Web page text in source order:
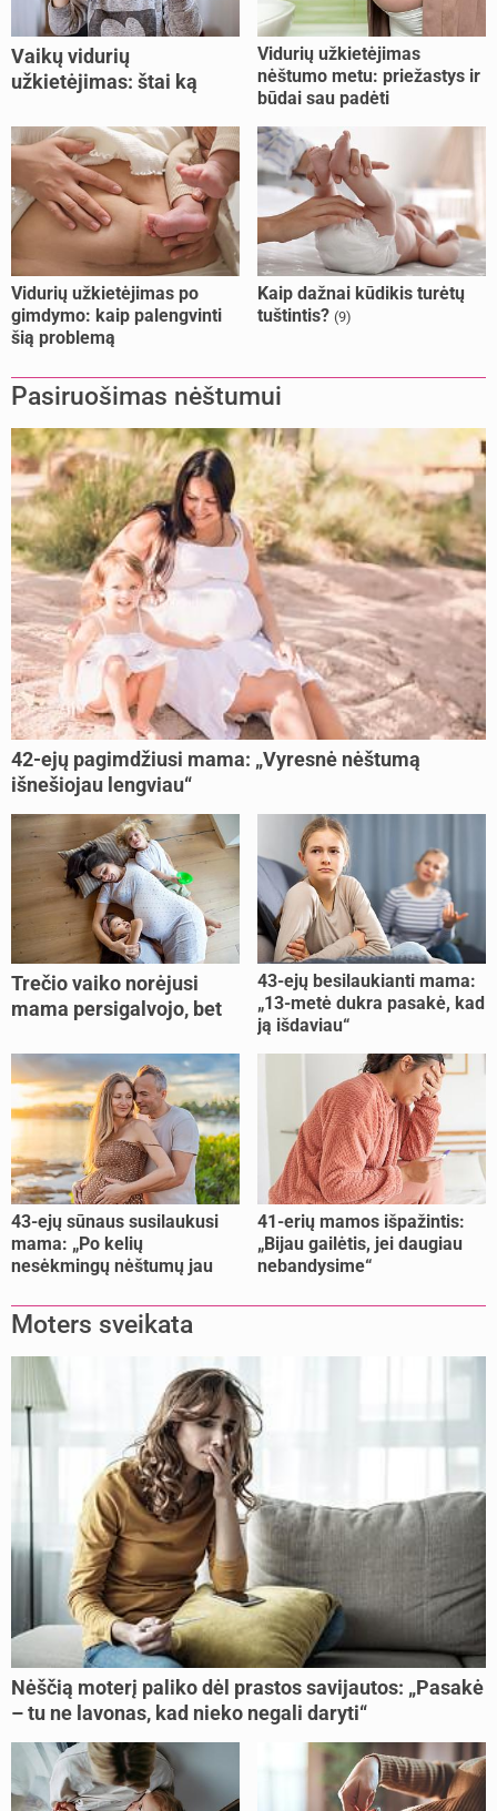
Vaikų vidurių
užkietėjimas: štai ką
Vidurių užkietėjimas
nėštumo metu: priežastys ir
būdai sau padėti
Vidurių užkietėjimas po
gimdymo: kaip palengvinti
šią problemą
Kaip dažnai kūdikis turėtų
tuštintis? (9)
Pasiruošimas nėštumui
42-ejų pagimdžiusi mama: „Vyresnė nėštumą
išnešiojau lengviau“
Trečio vaiko norėjusi
mama persigalvojo, bet
šoke“
43-ejų besilaukianti mama:
„13-metė dukra pasakė, kad
ją išdaviau“
43-ejų sūnaus susilaukusi
mama: „Po kelių
nesėkmingų nėštumų jau
41-erių mamos išpažintis:
„Bijau gailėtis, jei daugiau
nebandysime“
Moters sveikata
Nėščią moterį paliko dėl prastos savijautos: „Pasakė
– tu ne lavonas, kad nieko negali daryti“